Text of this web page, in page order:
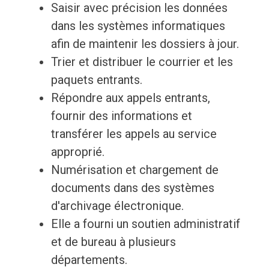
Saisir avec précision les données
dans les systèmes informatiques
afin de maintenir les dossiers à jour.
Trier et distribuer le courrier et les
paquets entrants.
Répondre aux appels entrants,
fournir des informations et
transférer les appels au service
approprié.
Numérisation et chargement de
documents dans des systèmes
d'archivage électronique.
Elle a fourni un soutien administratif
et de bureau à plusieurs
départements.